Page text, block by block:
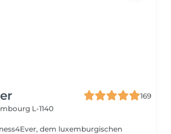
169
L-1140
dem luxemburgischen